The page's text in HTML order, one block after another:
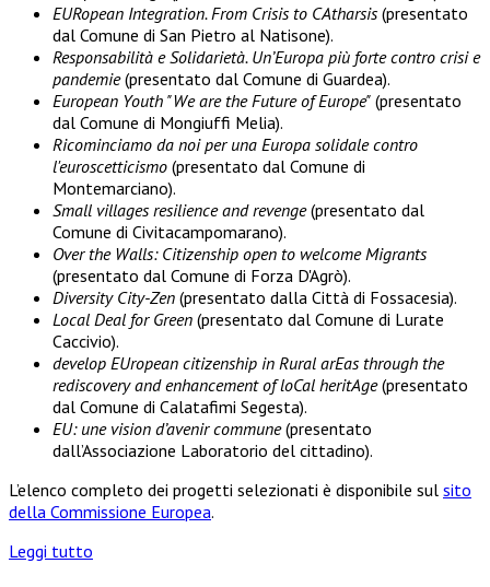
EURopean Integration. From Crisis to CAtharsis(presentato
dal Comune di San Pietro al Natisone).
Responsabilità e Solidarietà. Un’Europa più forte contro crisi e
pandemie(presentato dal Comune di Guardea).
European Youth "We are the Future of Europe" (presentato
dal Comune di Mongiuffi Melia).
Ricominciamo da noi per una Europa solidale contro
l'euroscetticismo (presentato dal Comune di
Montemarciano).
Small villages resilience and revenge(presentato dal
Comune di Civitacampomarano).
Over the Walls: Citizenship open to welcome Migrants
(presentato dal Comune di Forza D'Agrò).
Diversity City-Zen (presentato dalla Città di Fossacesia).
Local Deal for Green (presentato dal Comune di Lurate
Caccivio).
develop EUropean citizenship in Rural arEas through the
rediscovery and enhancement of loCal heritAge(presentato
dal Comune di Calatafimi Segesta).
EU: une vision d’avenir commune(presentato
dall’Associazione Laboratorio del cittadino).
L’elenco completo dei progetti selezionati è disponibile sul sito
della Commissione Europea.
Leggi tutto